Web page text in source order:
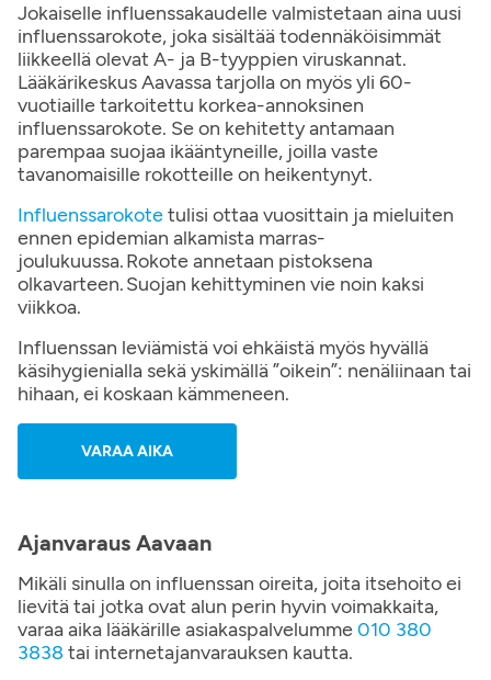
Jokaiselle influenssakaudelle valmistetaan aina uusi
influenssarokote, joka sisältää todennäköisimmät
liikkeellä olevat A- ja B-tyyppien viruskannat.
Lääkärikeskus Aavassa tarjolla on myös yli 60-
vuotiaille tarkoitettu korkea-annoksinen
influenssarokote. Se on kehitetty antamaan
parempaa suojaa ikääntyneille, joilla vaste
tavanomaisille rokotteille on heikentynyt.
Influenssarokotetulisi ottaa vuosittain ja mieluiten
ennen epidemian alkamista marras-
joulukuussa. Rokote annetaan pistoksena
olkavarteen. Suojan kehittyminen vie noin kaksi
viikkoa.
Influenssan leviämistä voi ehkäistä myös hyvällä
käsihygienialla sekä yskimällä ”oikein”: nenäliinaan tai
hihaan, ei koskaan kämmeneen.
VARAA AIKA
Ajanvaraus Aavaan
Mikäli sinulla on influenssan oireita, joita itsehoito ei
lievitä tai jotka ovat alun perin hyvin voimakkaita,
varaa aika lääkärille asiakaspalvelumme010 380
3838 tai internetajanvarauksen kautta.